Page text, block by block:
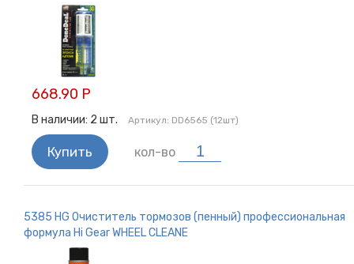
668.90 Р
В наличии: 2 шт. Артикул: DD6565 (12шт)
Купить кол-во
5385 HG Очиститель тормозов (пенный) профессиональная
формула Hi Gear WHEEL CLEANE